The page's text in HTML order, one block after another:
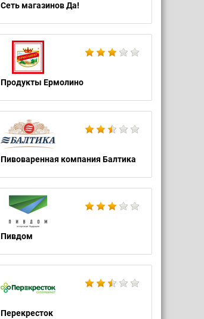
Сеть магазинов Да!
Продукты Ермолино
Пивоваренная компания Балтика
Пивдом
Перекресток